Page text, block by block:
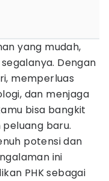
yang mudah,
Dengan
memperluas
dan menjaga
bisa bangkit
baru.
potensi dan
ini
PHK sebagai